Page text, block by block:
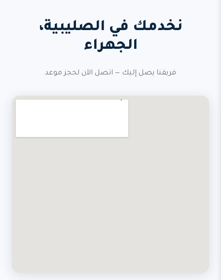
نخدمك في الصليبية،
الجهراء
فريقنا يصل إليك — اتصل الآن لحجز موعد